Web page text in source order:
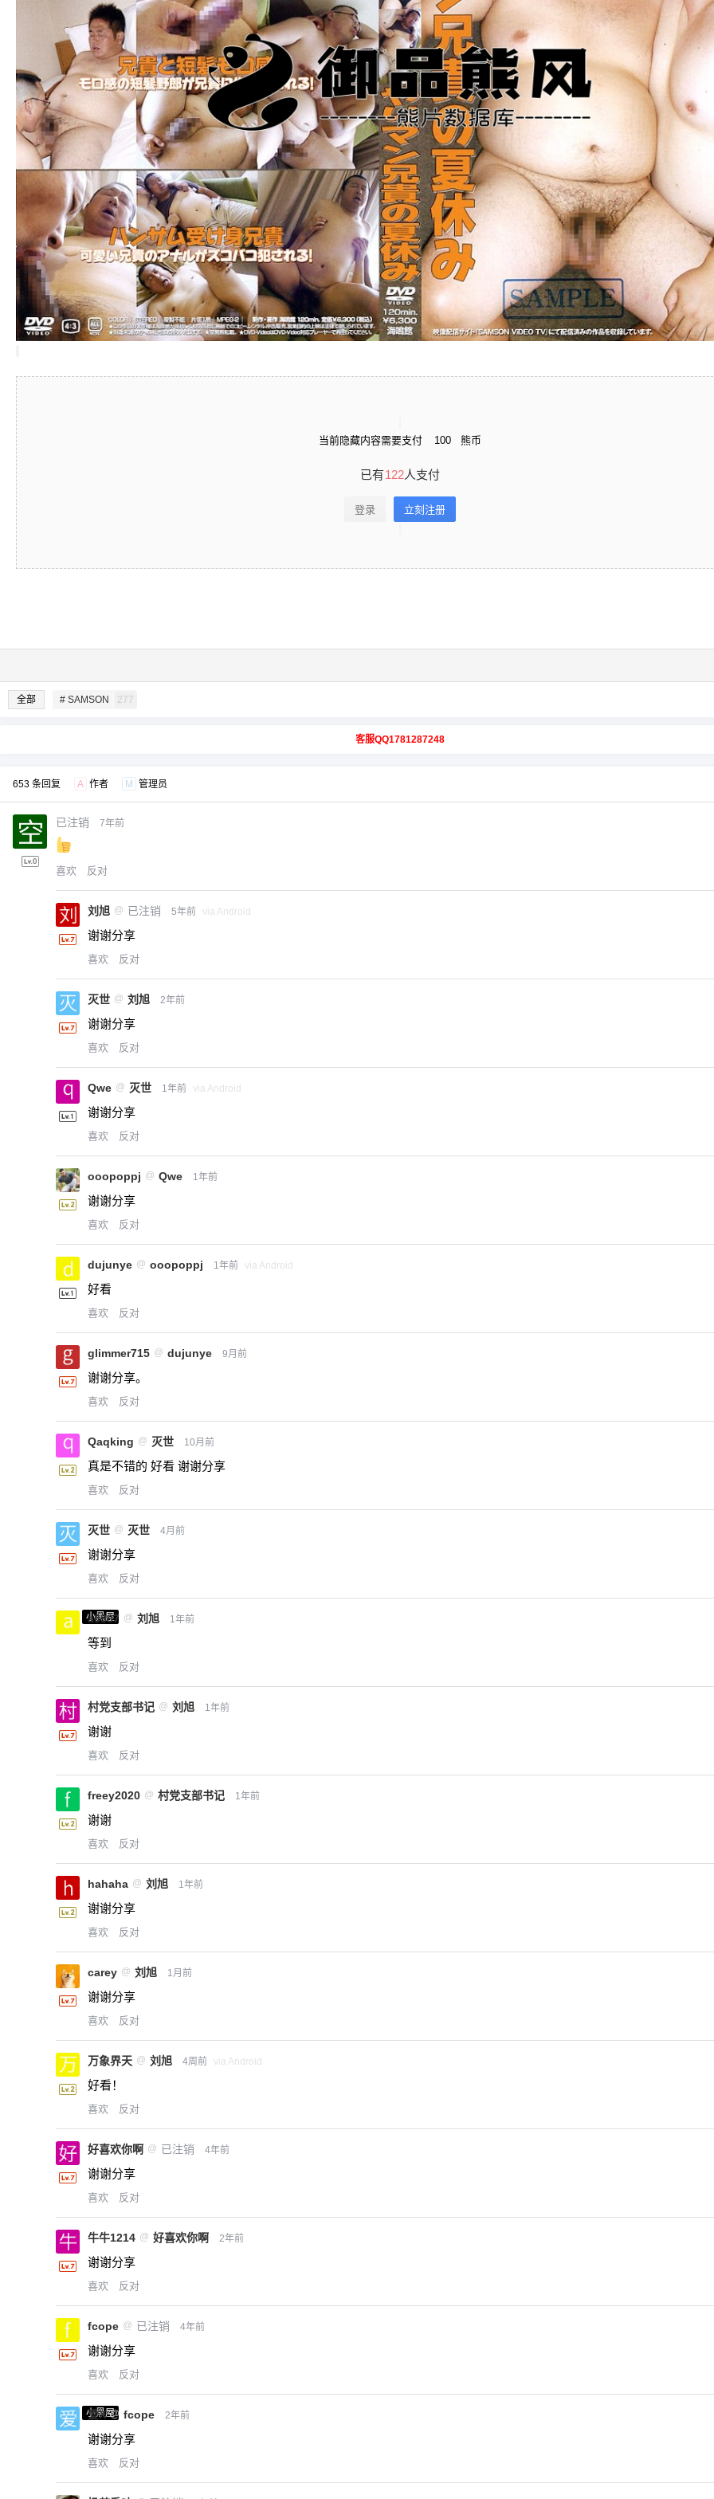
当前隐藏内容需要支付 100 熊币
已有122人支付
登录 立刻注册
全部 # SAMSON 277
客服QQ1781287248
653 条回复 A 作者 M 管理员
已注销 7年前
喜欢 反对
刘旭 @ 已注销 5年前 via Android
谢谢分享
喜欢 反对
灭世 @ 刘旭 2年前
谢谢分享
喜欢 反对
Qwe @ 灭世 1年前 via Android
谢谢分享
喜欢 反对
ooopoppj @ Qwe 1年前
谢谢分享
喜欢 反对
dujunye @ ooopoppj 1年前 via Android
好看
喜欢 反对
glimmer715 @ dujunye 9月前
谢谢分享。
喜欢 反对
Qaqking @ 灭世 10月前
真是不错的 好看 谢谢分享
喜欢 反对
灭世 @ 灭世 4月前
谢谢分享
喜欢 反对
小黑屋
a0987 @ 刘旭 1年前
等到
喜欢 反对
村党支部书记 @ 刘旭 1年前
谢谢
喜欢 反对
freey2020 @ 村党支部书记 1年前
谢谢
喜欢 反对
hahaha @ 刘旭 1年前
谢谢分享
喜欢 反对
carey @ 刘旭 1月前
谢谢分享
喜欢 反对
万象界天 @ 刘旭 4周前 via Android
好看！
喜欢 反对
好喜欢你啊 @ 已注销 4年前
谢谢分享
喜欢 反对
牛牛1214 @ 好喜欢你啊 2年前
谢谢分享
喜欢 反对
fcope @ 已注销 4年前
谢谢分享
喜欢 反对
小黑屋
爱X @ fcope 2年前
谢谢分享
喜欢 反对
限。